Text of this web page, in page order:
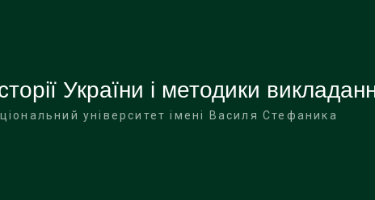
України і методики
університет імені Василя Стефаника